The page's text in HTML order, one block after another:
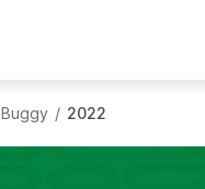
Buggy / 2022